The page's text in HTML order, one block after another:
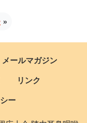
»
メールマガジン
リンク
ー